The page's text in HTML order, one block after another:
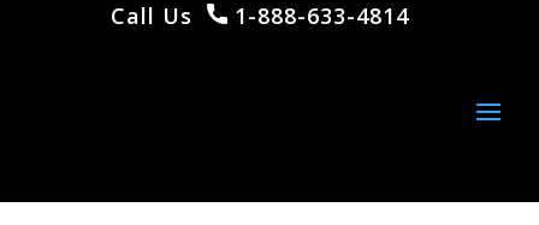
Call Us 1-888-633-4814